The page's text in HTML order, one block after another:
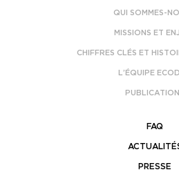
QUI SOMMES-
MISSIONS ET
CHIFFRES CLÉS ET
L’ÉQUIPE
FAQ
PRESSE